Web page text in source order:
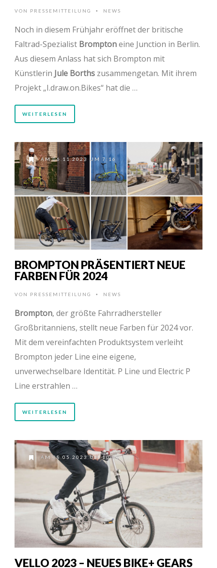
VON PRESSEMITTEILUNG • NEWS
Noch in diesem Frühjahr eröffnet der britische
Faltrad-Spezialist Bromptoneine Junction in Berlin.
Aus diesem Anlass hat sich Brompton mit
Künstlerin Jule Borths zusammengetan. Mit ihrem
Projekt „I.draw.on.Bikes“ hat die …
WEITERLESEN
AM 06.11.2023 UM 7:16
BROMPTON PRÄSENTIERT NEUE
FARBEN FÜR 2024
VON PRESSEMITTEILUNG • NEWS
Brompton, der größte Fahrradhersteller
Großbritanniens, stellt neue Farben für 2024 vor.
Mit dem vereinfachten Produktsystem verleiht
Brompton jeder Line eine eigene,
unverwechselbare Identität. P Line und Electric P
Line erstrahlen …
WEITERLESEN
AM 08.05.2023 UM 10:30
VELLO 2023 – NEUES BIKE+ GEARS